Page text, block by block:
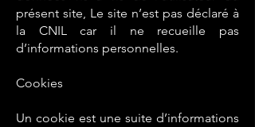
présent site, Le site n’est pas déclaré à
la CNIL car il ne recueille pas
d’informations personnelles.
Cookies
Un cookie est une suite d’informations